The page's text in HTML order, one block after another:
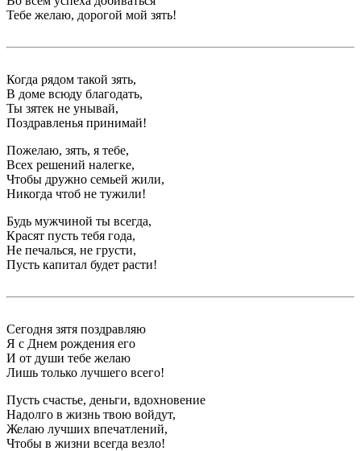
Тебе желаю, дорогой мой зять!
Когда рядом такой зять,
В доме всюду благодать,
Ты зятек не унывай,
Поздравленья принимай!
Пожелаю, зять, я тебе,
Всех решений налегке,
Чтобы дружно семьей жили,
Никогда чтоб не тужили!
Будь мужчиной ты всегда,
Красят пусть тебя года,
Не печалься, не грусти,
Пусть капитал будет расти!
Сегодня зятя поздравляю
Я с Днем рождения его
И от души тебе желаю
Лишь только лучшего всего!
Пусть счастье, деньги, вдохновение
Надолго в жизнь твою войдут,
Желаю лучших впечатлений,
Чтобы в жизни всегда везло!